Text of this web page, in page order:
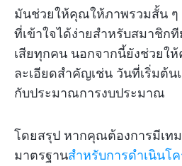
มันช่วยให้คุณให้ภาพรวมสั้น ๆ
ที่เข้าใจได้ง่ายสำหรับสมาชิก
เสียทุกคน นอกจากนี้ยังช่วยใ
ละเอียดสำคัญเช่น วันที่เริ่มต้
กับประมาณการงบประมาณ
โดยสรุป หากคุณต้องการมีเท
มาตรฐานสำหรับการดำเนินโ